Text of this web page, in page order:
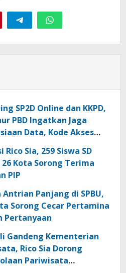
SP2D Online dan KKPD,
PBD Ingatkan Jaga
Data, Kode Akses
Rico Sia, 259 Siswa SD
Kota Sorong Terima
PIP
Antrian Panjang di SPBU,
Sorong Cecar Pertamina
Pertanyaan
Gandeng Kementerian
Rico Sia Dorong
Pariwisata